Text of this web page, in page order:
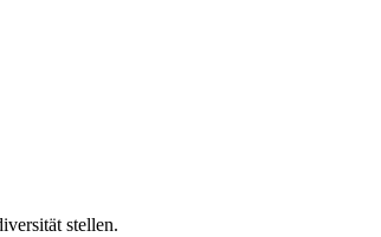
stellen.